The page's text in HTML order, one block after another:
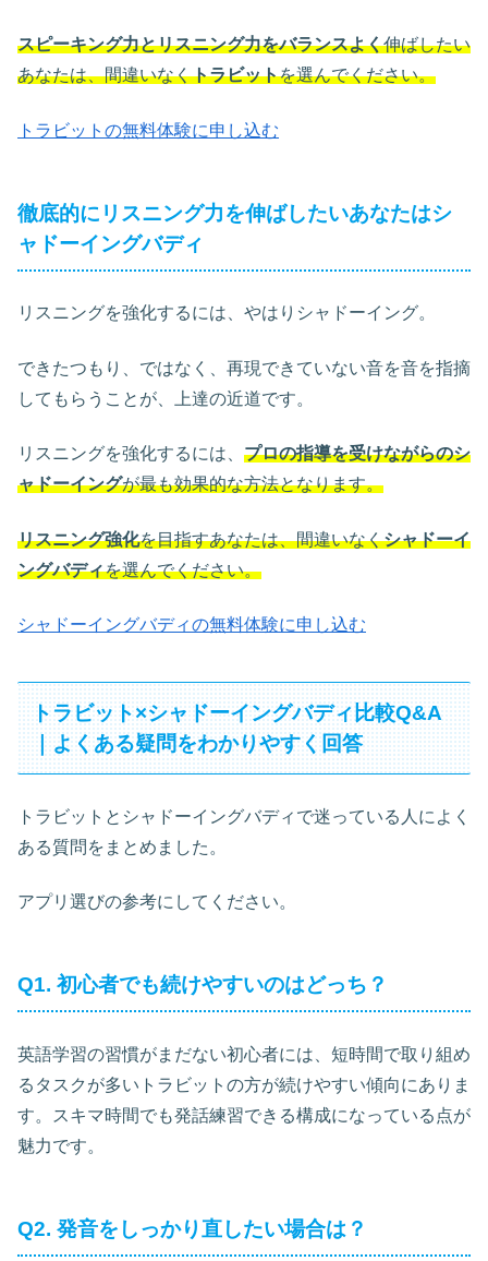
スピーキング力とリスニング力をバランスよく伸ばしたい
あなたは、間違いなくトラビットを選んでください。
トラビットの無料体験に申し込む
徹底的にリスニング力を伸ばしたいあなたはシ
ャドーイングバディ
リスニングを強化するには、やはりシャドーイング。
できたつもり、ではなく、再現できていない音を音を指摘
してもらうことが、上達の近道です。
リスニングを強化するには、 プロの指導を受けながらのシ
ャドーイングが最も効果的な方法となります。
リスニング強化を目指すあなたは、間違いなくシャドーイ
ングバディを選んでください。
シャドーイングバディの無料体験に申し込む
トラビット×シャドーイングバディ比較Q&A
｜よくある疑問をわかりやすく回答
トラビットとシャドーイングバディで迷っている人によく
ある質問をまとめました。
アプリ選びの参考にしてください。
Q1. 初心者でも続けやすいのはどっち？
英語学習の習慣がまだない初心者には、短時間で取り組め
るタスクが多いトラビットの方が続けやすい傾向にありま
す。スキマ時間でも発話練習できる構成になっている点が
魅力です。
Q2. 発音をしっかり直したい場合は？